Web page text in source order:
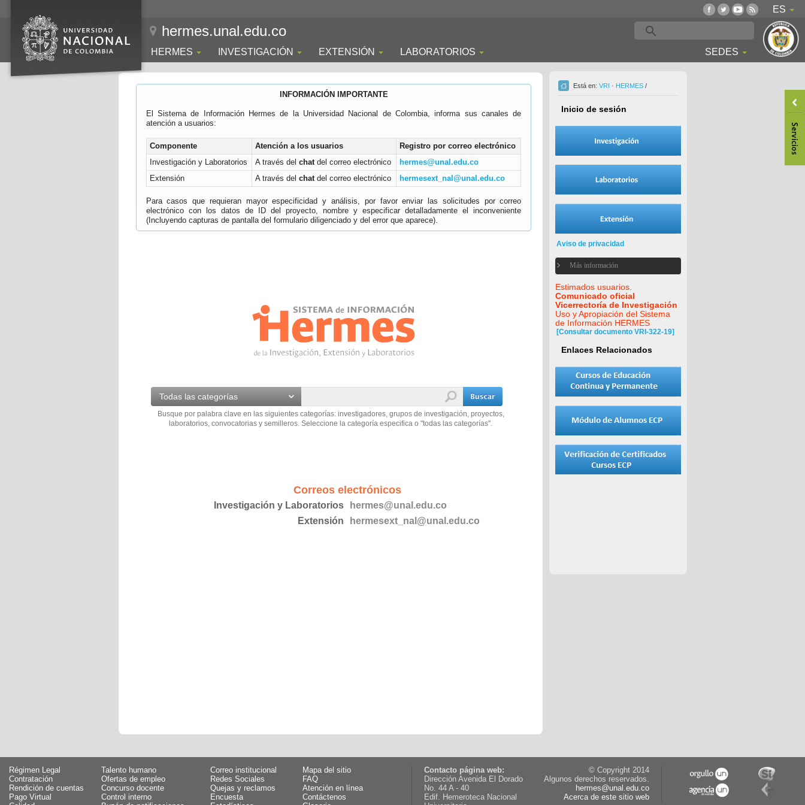
ES
hermes.unal.edu.co
HERMES INVESTIGACIÓN EXTENSIÓN LABORATORIOS SEDES
INFORMACIÓN IMPORTANTE
El Sistema de Información Hermes de la Universidad Nacional de Colombia, informa sus canales de
atención a usuarios:
Componente Atención a los usuarios
Registro por correo electrónico
Investigación y Laboratorios
A través del chatdel correo electrónico
hermes@unal.edu.co
Extensión
A través del chatdel correo electrónico hermesext_nal@unal.edu.co
Para casos que requieran mayor especificidad y análisis, por favor enviar las solicitudes por correo
electrónico con los datos de ID del proyecto, nombre y especificar detalladamente el inconveniente
(Incluyendo capturas de pantalla del formulario diligenciado y del error que aparece).
Todas las categorías
Busque por palabra clave en las siguientes categorías: investigadores, grupos de investigación, proyectos,
laboratorios, convocatorias y semilleros. Seleccione la categoría especifica o "todas las categorías".
Correos electrónicos
Investigación y Laboratorios
hermes@unal.edu.co
Extensión
hermesext_nal@unal.edu.co
Está en: VRI - HERMES /
Inicio de sesión
Aviso de privacidad
Más información
Estimados usuarios.
Comunicado oficial
Vicerrectoría de Investigación
Uso y Apropiación del Sistema
de Información HERMES
[Consultar documento VRI-322-19]
Enlaces Relacionados
Régimen Legal
Talento humano
Contratación
Ofertas de empleo
Rendición de cuentas
Concurso docente
Pago Virtual
Control interno
Correo institucional
Mapa del sitio
Redes Sociales
FAQ
Quejas y reclamos
Atención en línea
Encuesta
Contáctenos
Contacto página web:
Dirección Avenida El Dorado
No. 44 A - 40
Edif. Hemeroteca Nacional
© Copyright 2014
Algunos derechos reservados.
hermes@unal.edu.co
Acerca de este sitio web